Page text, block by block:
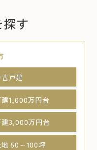
す
戸建
建1,000万円台
建3,000万円台
地 50～100坪